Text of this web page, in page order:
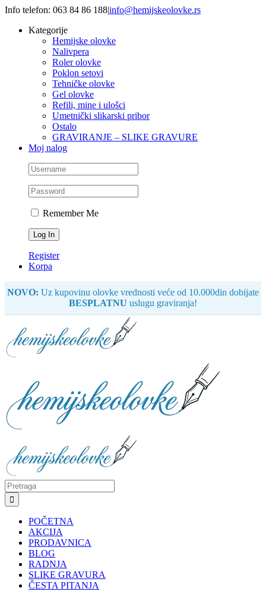
Skip
content
Info telefon: 063 84 86 188|info@hemijskeolovke.rs
Kategorije
Hemijske olovke
Nalivpera
Roler olovke
Poklon setovi
Tehničke olovke
Gel olovke
Refili, mine i ulošci
Umetnički slikarski pribor
Ostalo
GRAVIRANJE – SLIKE GRAVURE
Moj nalog
Remember Me
Register
Korpa
NOVO: Uz kupovinu olovke vrednosti veće od 10.000din dobijate
BESPLATNU uslugu graviranja!
Search
for:
POČETNA
AKCIJA
PRODAVNICA
BLOG
RADNJA
SLIKE GRAVURA
ČESTA PITANJA